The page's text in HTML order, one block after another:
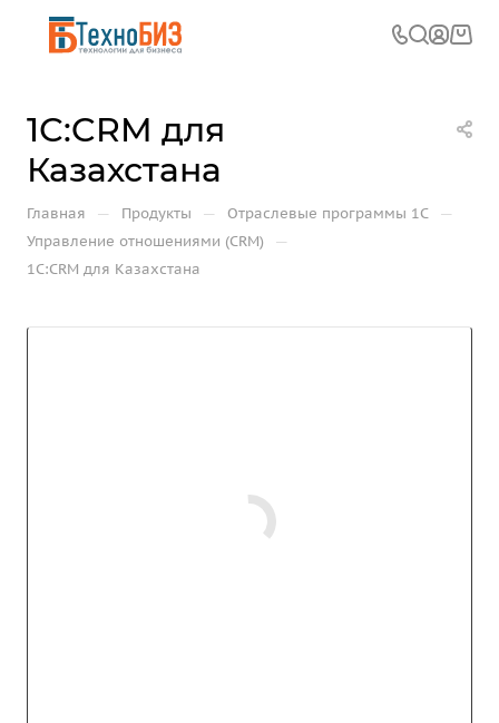
1С:CRM для
Казахстана
Главная — Продукты — Отраслевые программы 1С —
Управление отношениями (CRM) —
1С:CRM для Казахстана